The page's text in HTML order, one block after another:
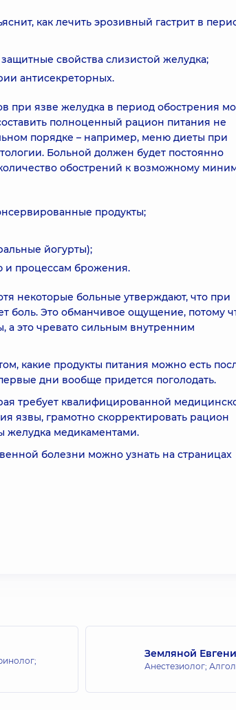
как лечить эрозивный гастрит в
свойства слизистой желудка;
антисекреторных.
при язве желудка в период обострения
полноценный рацион питания не
порядке – например, меню диеты при
Больной должен будет постоянно
обострений к возможному
продукты;
йогурты);
и процессам брожения.
некоторые больные утверждают, что при
боль. Это обманчивое ощущение, потому
а это чревато сильным внутренним
какие продукты питания можно есть
дни вообще придется поголодать.
требует квалифицированной
язвы, грамотно скорректировать рацион
желудка медикаментами.
болезни можно узнать на страницах
Земляной
Анестезиолог;